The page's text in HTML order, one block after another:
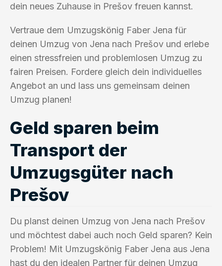
dein neues Zuhause in Prešov freuen kannst.
Vertraue dem Umzugskönig Faber Jena für
deinen Umzug von Jena nach Prešov und erlebe
einen stressfreien und problemlosen Umzug zu
fairen Preisen. Fordere gleich dein individuelles
Angebot an und lass uns gemeinsam deinen
Umzug planen!
Geld sparen beim
Transport der
Umzugsgüter nach
Prešov
Du planst deinen Umzug von Jena nach Prešov
und möchtest dabei auch noch Geld sparen? Kein
Problem! Mit Umzugskönig Faber Jena aus Jena
hast du den idealen Partner für deinen Umzug